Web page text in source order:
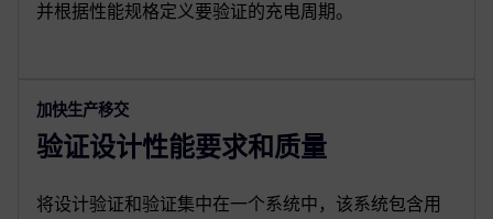
并根据性能规格定义要验证的充电周期。
加快生产移交
验证设计性能要求和质量
将设计验证和验证集中在一个系统中，该系统包含用